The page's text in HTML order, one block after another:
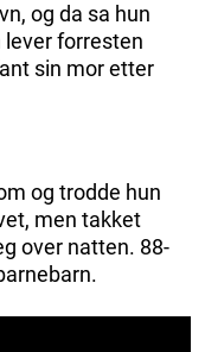
og da sa hun
lever forresten
sin mor etter
og trodde hun
men takket
over natten. 88-